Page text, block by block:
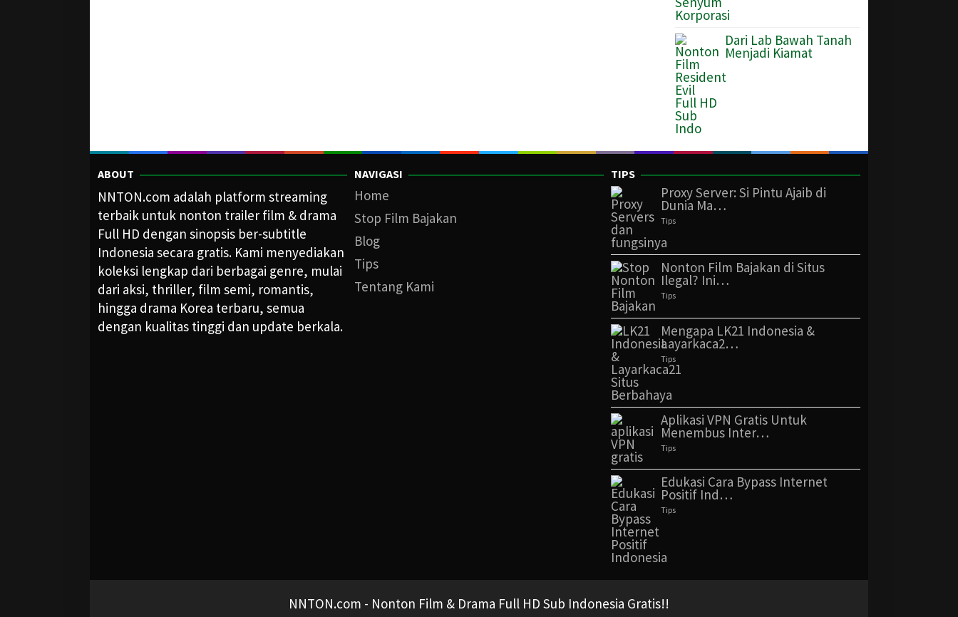
Dari Lab Bawah Tanah
Menjadi Kiamat
ABOUT
NNTON.com adalah platform streaming
terbaik untuk nonton trailer film & drama
Full HD dengan sinopsis ber-subtitle
Indonesia secara gratis. Kami menyediakan
koleksi lengkap dari berbagai genre, mulai
dari aksi, thriller, film semi, romantis,
hingga drama Korea terbaru, semua
dengan kualitas tinggi dan update berkala.
NAVIGASI
Home
Stop Film Bajakan
Blog
Tips
Tentang Kami
TIPS
Proxy Server: Si Pintu Ajaib di
Dunia Ma…
Tips
Nonton Film Bajakan di Situs
Ilegal? Ini…
Tips
Mengapa LK21 Indonesia &
Layarkaca2…
Tips
Aplikasi VPN Gratis Untuk
Menembus Inter…
Tips
Edukasi Cara Bypass Internet
Positif Ind…
Tips
NNTON.com - Nonton Film & Drama Full HD Sub Indonesia Gratis!!